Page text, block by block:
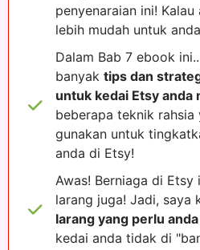
penyenaraian ini!
lebih mudah untuk
Dalam Bab 7 ebook
banyak tips dan
untuk kedai Etsy anda
beberapa teknik rahsia
gunakan untuk
anda di Etsy!
Awas! Berniaga di Etsy
larang juga! Jadi, saya
larang yang perlu
kedai anda tidak di